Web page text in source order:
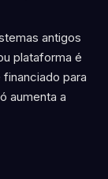
antigos
plataforma é
para
aumenta a